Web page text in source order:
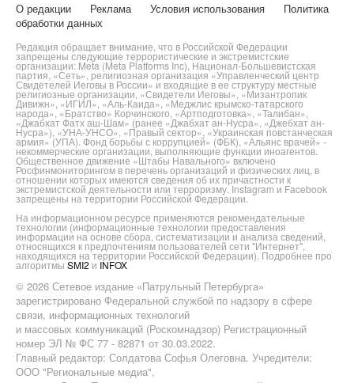
О редакции Реклама Условия использования
Политика
обработки данных
Редакция обращает внимание, что в Российской Федерации
запрещены следующие террористические и экстремистские
организации: Meta (Meta Platforms Inc), Национал-Большевистская
партия, «Сеть», религиозная организация «Управленческий центр
Свидетелей Иеговы в России» и входящие в ее структуру местные
религиозные организации, «Свидетели Иеговы», «Мизантропик
Дивижн», «ИГИЛ», «Аль-Каида», «Меджлис крымско-татарского
народа», «Братство» Корчинского, «Артподготовка», «Талибан»,
«Джабхат Фатх аш-Шам» (ранее «Джабхат ан-Нусра», «Джебхат ан-
Нусра»), «УНА-УНСО», «Правый сектор», «Украинская повстанческая
армия» (УПА). Фонд борьбы с коррупцией» (ФБК), «Альянс врачей» -
некоммерческие организации, выполняющие функции иноагентов.
Общественное движение «Штабы Навального» включено
Росфинмониторингом в перечень организаций и физических лиц, в
отношении которых имеются сведения об их причастности к
экстремистской деятельности или терроризму. Instagram и Facebook
запрещены на территории Российской Федерации.
На информационном ресурсе применяются рекомендательные
технологии (информационные технологии предоставления
информации на основе сбора, систематизации и анализа сведений,
относящихся к предпочтениям пользователей сети "Интернет",
находящихся на территории Российской Федерации). Подробнее про
алгоритмы SMI2 и INFOX
© 2026 Сетевое издание «Патрульный Петербурга»
зарегистрировано Федеральной службой по надзору в сфере
связи, информационных технологий
и массовых коммуникаций (Роскомнадзор) Регистрационный
номер ЭЛ № ФС 77 - 82871 от 30.03.2022.
Главный редактор: Солдатова Софья Олеговна. Учредители:
ООО "Региональные медиа",